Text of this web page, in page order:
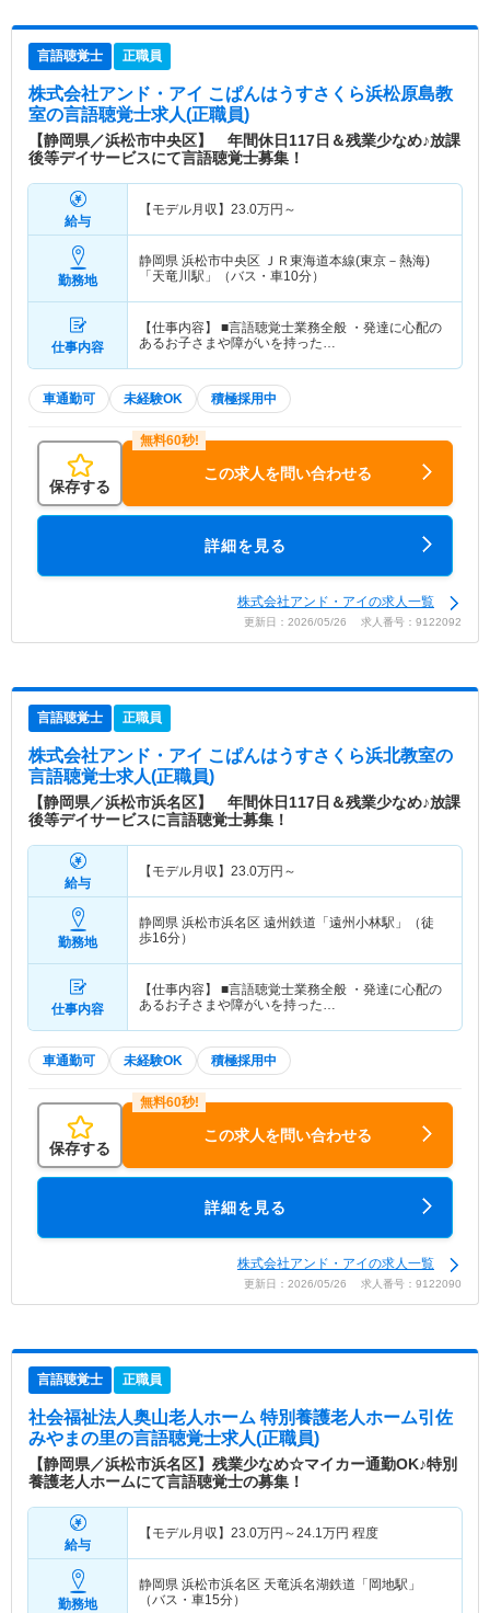
言語聴覚士 正職員
株式会社アンド・アイ こぱんはうすさくら浜松原島教
室の言語聴覚士求人(正職員)
【静岡県／浜松市中央区】 年間休日117日＆残業少なめ♪放課
後等デイサービスにて言語聴覚士募集！
給与
【モデル月収】 23.0万円～
勤務地
静岡県 浜松市中央区 ＪＲ東海道本線(東京－熱海)
「天竜川駅」（バス・車10分）
仕事内容
【仕事内容】 ■言語聴覚士業務全般 ・発達に心配の
あるお子さまや障がいを持った…
車通勤可 未経験OK 積極採用中
保存する
この求人を問い合わせる
詳細を見る
株式会社アンド・アイの求人一覧
更新日：2026/05/26 求人番号：9122092
言語聴覚士 正職員
株式会社アンド・アイ こぱんはうすさくら浜北教室の
言語聴覚士求人(正職員)
【静岡県／浜松市浜名区】 年間休日117日＆残業少なめ♪放課
後等デイサービスに言語聴覚士募集！
給与
【モデル月収】 23.0万円～
勤務地
静岡県 浜松市浜名区 遠州鉄道「遠州小林駅」（徒
歩16分）
仕事内容
【仕事内容】 ■言語聴覚士業務全般 ・発達に心配の
あるお子さまや障がいを持った…
車通勤可 未経験OK 積極採用中
保存する
この求人を問い合わせる
詳細を見る
株式会社アンド・アイの求人一覧
更新日：2026/05/26 求人番号：9122090
言語聴覚士 正職員
社会福祉法人奥山老人ホーム 特別養護老人ホーム引佐
みやまの里の言語聴覚士求人(正職員)
【静岡県／浜松市浜名区】残業少なめ☆マイカー通勤OK♪特別
養護老人ホームにて言語聴覚士の募集！
給与
【モデル月収】 23.0万円～24.1万円 程度
勤務地
静岡県 浜松市浜名区 天竜浜名湖鉄道「岡地駅」
（バス・車15分）